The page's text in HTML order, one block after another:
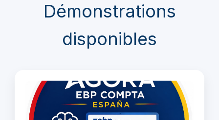
Démonstrations
disponibles